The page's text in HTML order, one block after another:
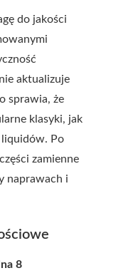
do jakości
aktualizuje
sprawia, że
klasyki, jak
liquidów. Po
zamienne
naprawach i
8